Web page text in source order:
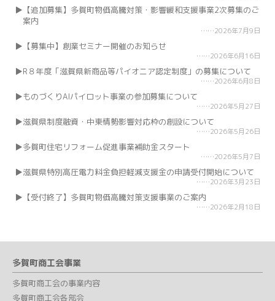
【追加募集】多賀町物価高騰対策・影響緩和支援事業2次募集のご
案内
2026年7月9日
【募集中】創業セミナー開催のお知らせ
2026年6月16日
R８年度「滋賀県新商品等パイオニア認定制度」の募集について
2026年6月8日
ものづくりAIパイロット事業の参加募集について
2026年5月27日
滋賀県制度融資・中東情勢影響対応枠の創設について
2026年5月26日
多賀町住宅リフォーム促進事業補助金スタート
2026年5月7日
滋賀県特別高圧電力料金負担軽減支援金の申請受付開始について
2026年3月23日
【受付終了】多賀町物価高騰対策支援事業のご案内
2026年2月18日
多賀町商工会事業
多賀町商工会の事業内容
多賀町商工会各部会